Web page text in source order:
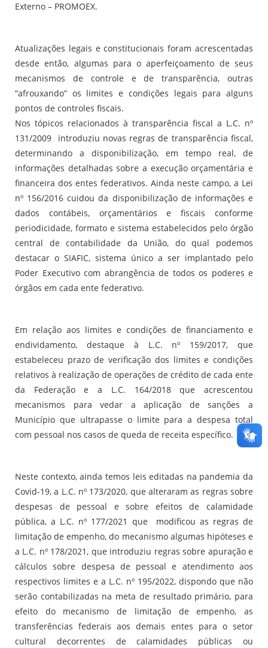
Externo – PROMOEX.
Atualizações legais e constitucionais foram acrescentadas
desde então, algumas para o aperfeiçoamento de seus
mecanismos de controle e de transparência, outras
“afrouxando” os limites e condições legais para alguns
pontos de controles fiscais.
Nos tópicos relacionados à transparência fiscal a L.C. nº
131/2009 introduziu novas regras de transparência fiscal,
determinando a disponibilização, em tempo real, de
informações detalhadas sobre a execução orçamentária e
financeira dos entes federativos. Ainda neste campo, a Lei
nº 156/2016 cuidou da disponibilização de informações e
dados contábeis, orçamentários e fiscais conforme
periodicidade, formato e sistema estabelecidos pelo órgão
central de contabilidade da União, do qual podemos
destacar o SIAFIC, sistema único a ser implantado pelo
Poder Executivo com abrangência de todos os poderes e
órgãos em cada ente federativo.
Em relação aos limites e condições de financiamento e
endividamento, destaque à L.C. nº 159/2017, que
estabeleceu prazo de verificação dos limites e condições
relativos à realização de operações de crédito de cada ente
da Federação e a L.C. 164/2018 que acrescentou
mecanismos para vedar a aplicação de sanções a
Município que ultrapasse o limite para a despesa total
com pessoal nos casos de queda de receita específico.
Neste contexto, ainda temos leis editadas na pandemia da
Covid-19, a L.C. nº 173/2020, que alteraram as regras sobre
despesas de pessoal e sobre efeitos de calamidade
pública, a L.C. nº 177/2021 que modificou as regras de
limitação de empenho, do mecanismo algumas hipóteses e
a L.C. nº 178/2021, que introduziu regras sobre apuração e
cálculos sobre despesa de pessoal e atendimento aos
respectivos limites e a L.C. nº 195/2022, dispondo que não
serão contabilizadas na meta de resultado primário, para
efeito do mecanismo de limitação de empenho, as
transferências federais aos demais entes para o setor
cultural decorrentes de calamidades públicas ou